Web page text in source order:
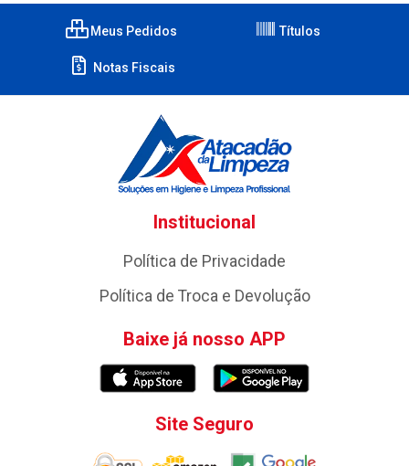
Meus Pedidos Títulos
Notas Fiscais
Institucional
Política de Privacidade
Política de Troca e Devolução
Baixe já nosso APP
Site Seguro